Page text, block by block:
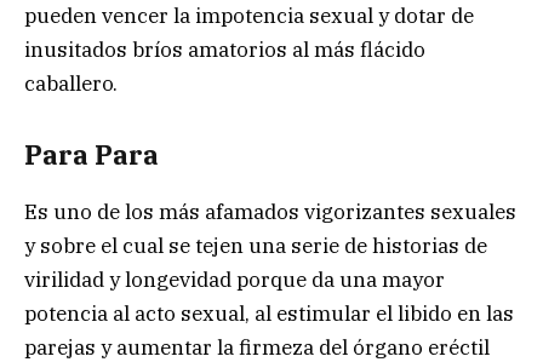
pueden vencer la impotencia sexual y dotar de
inusitados bríos amatorios al más flácido
caballero.
Para Para
Es uno de los más afamados vigorizantes sexuales
y sobre el cual se tejen una serie de historias de
virilidad y longevidad porque da una mayor
potencia al acto sexual, al estimular el libido en las
parejas y aumentar la firmeza del órgano eréctil